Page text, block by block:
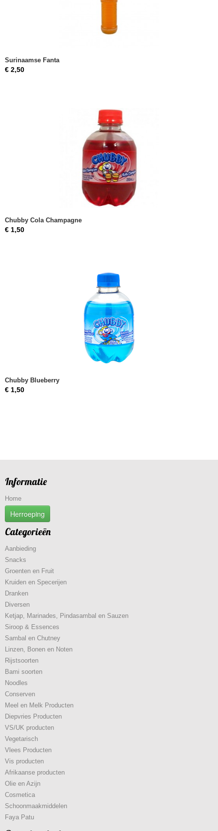
Surinaamse Fanta
€ 2,50
Chubby Cola Champagne
€ 1,50
Chubby Blueberry
€ 1,50
Informatie
Home
Herroeping
Categorieën
Aanbieding
Snacks
Groenten en Fruit
Kruiden en Specerijen
Dranken
Diversen
Ketjap, Marinades, Pindasambal en Sauzen
Siroop & Essences
Sambal en Chutney
Linzen, Bonen en Noten
Rijstsoorten
Bami soorten
Noodles
Conserven
Meel en Melk Producten
Diepvries Producten
VS/UK producten
Vegetarisch
Vlees Producten
Vis producten
Afrikaanse producten
Olie en Azijn
Cosmetica
Schoonmaakmiddelen
Faya Patu